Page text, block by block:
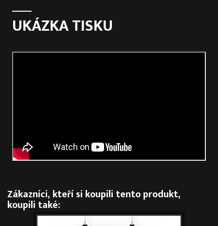
UKÁZKA TISKU
Zákazníci, kteří si koupili tento produkt,
koupili také: